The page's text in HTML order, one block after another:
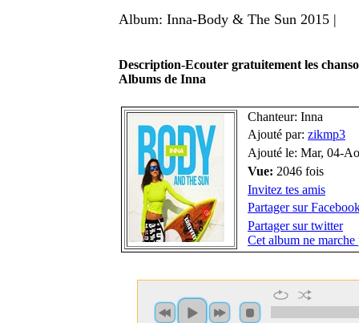
Album: Inna-Body & The Sun 2015 |
Description-Ecouter gratuitement les
Albums de Inna
Chanteur: Inna
Ajouté par: zikmp3
Ajouté le: Mar, 04-
Vue: 2046 fois
Invitez tes amis
Partager sur
Partager sur twitter
Cet album ne marche